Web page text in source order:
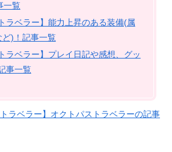
一覧
ラベラー】能力上昇のある装備(属
)！記事一覧
ラベラー】プレイ日記や感想、グッ
事一覧
トラベラー】オクトパストラベラーの記事